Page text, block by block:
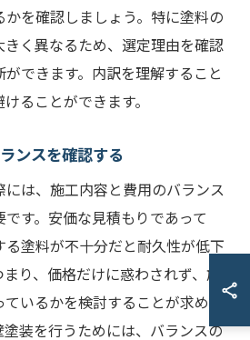
を確認しましょう。特に塗料の
く異なるため、選定理由を確認
できます。内訳を理解すること
ることができます。
ンスを確認する
には、施工内容と費用のバランス
す。安価な見積もりであって
塗料が不十分だと耐久性が低下
り、価格だけに惑わされず、施
いるかを検討することが求めら
装を行うためには、バランスの